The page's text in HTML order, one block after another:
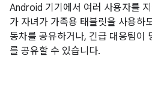
Android 기기에서 여러 사용자를
가 자녀가 가족용 태블릿을 사용하
동차를 공유하거나, 긴급 대응팀이
를 공유할 수 있습니다.